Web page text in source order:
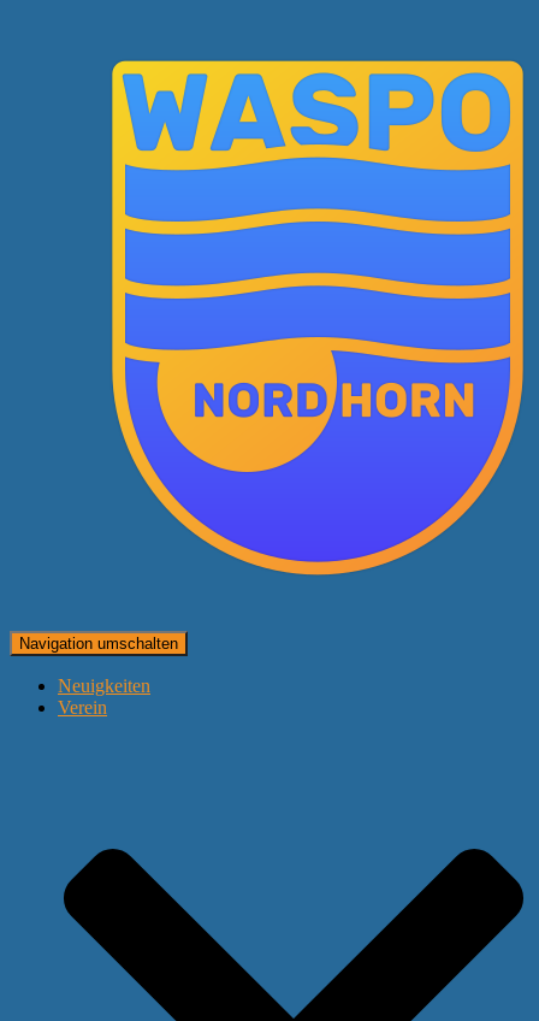
Navigation umschalten
Neuigkeiten
Verein